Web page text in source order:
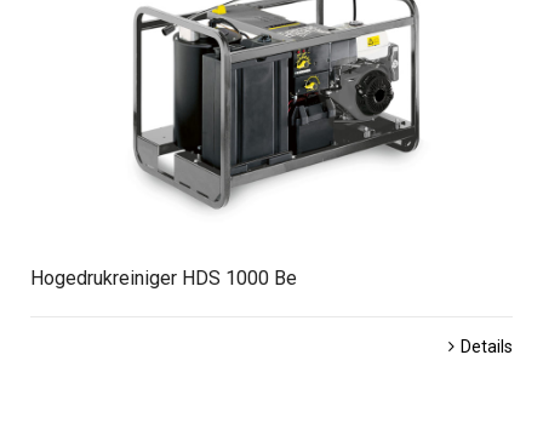
Hogedrukreiniger HDS 1000 Be
Details